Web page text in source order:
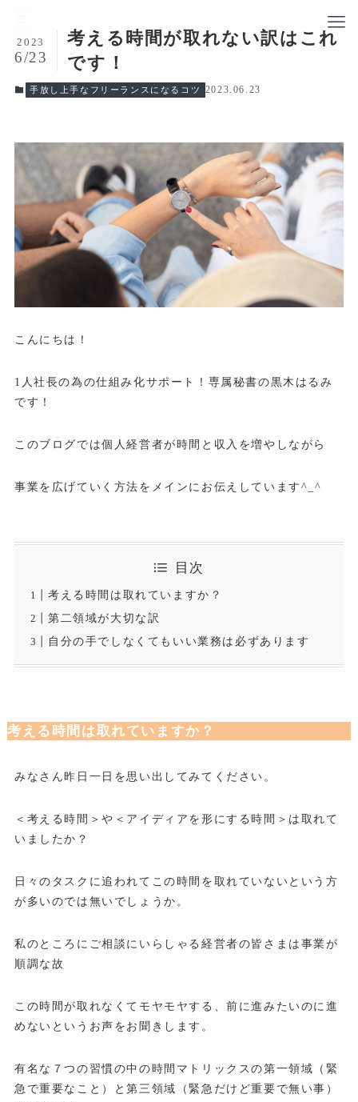
考える時間が取れない訳はこれ
です！
2023
6/23
手放し上手なフリーランスになるコツ 2023.06.23
こんにちは！
1人社長の為の仕組み化サポート！専属秘書の黒木はるみ
です！
このブログでは個人経営者が時間と収入を増やしながら
事業を広げていく方法をメインにお伝えしています^_^
目次
考える時間は取れていますか？
第二領域が大切な訳
自分の手でしなくてもいい業務は必ずあります
考える時間は取れていますか？
みなさん昨日一日を思い出してみてください。
＜考える時間＞や＜アイディアを形にする時間＞は取れて
いましたか？
日々のタスクに追われてこの時間を取れていないという方
が多いのでは無いでしょうか。
私のところにご相談にいらしゃる経営者の皆さまは事業が
順調な故
この時間が取れなくてモヤモヤする、前に進みたいのに進
めないというお声をお聞きします。
有名な７つの習慣の中の時間マトリックスの第一領域（緊
急で重要なこと）と第三領域（緊急だけど重要で無い事）